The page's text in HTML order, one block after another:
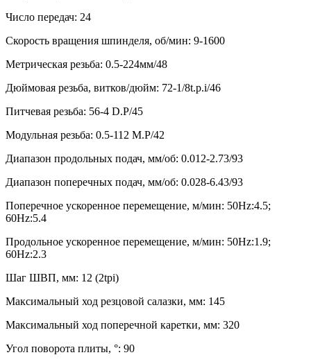
Число передач: 24
Скорость вращения шпинделя, об/мин: 9-1600
Метрическая резьба: 0.5-224мм/48
Дюймовая резьба, витков/дюйм: 72-1/8t.p.i/46
Питчевая резьба: 56-4 D.P/45
Модульная резьба: 0.5-112 M.P/42
Диапазон продольных подач, мм/об: 0.012-2.73/93
Диапазон поперечных подач, мм/об: 0.028-6.43/93
Поперечное ускоренное перемещение, м/мин: 50Hz:4.5;
60Hz:5.4
Продольное ускоренное перемещение, м/мин: 50Hz:1.9;
60Hz:2.3
Шаг ШВП, мм: 12 (2tpi)
Максимальный ход резцовой салазки, мм: 145
Максимальный ход поперечной каретки, мм: 320
Угол поворота плиты, °: 90